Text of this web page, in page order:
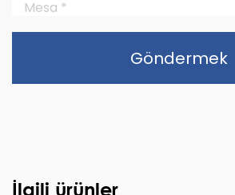
Göndermek
İlgili ürünler